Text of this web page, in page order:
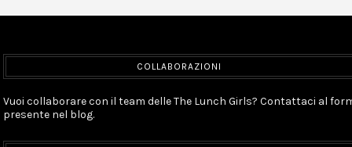
COLLABORAZIONI
Vuoi collaborare con il team delle The Lunch Girls? Contattaci al
presente nel blog.